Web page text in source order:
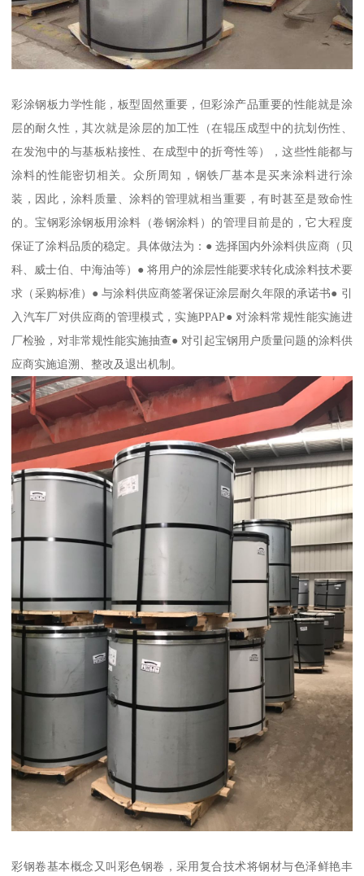
彩涂钢板力学性能，板型固然重要，但彩涂产品重要的性能就是涂
层的耐久性，其次就是涂层的加工性（在辊压成型中的抗划伤性、
在发泡中的与基板粘接性、在成型中的折弯性等），这些性能都与
涂料的性能密切相关。众所周知，钢铁厂基本是买来涂料进行涂
装，因此，涂料质量、涂料的管理就相当重要，有时甚至是致命性
的。宝钢彩涂钢板用涂料（卷钢涂料）的管理目前是的，它大程度
保证了涂料品质的稳定。具体做法为：● 选择国内外涂料供应商（贝
科、威士伯、中海油等）● 将用户的涂层性能要求转化成涂料技术要
求（采购标准）● 与涂料供应商签署保证涂层耐久年限的承诺书● 引
入汽车厂对供应商的管理模式，实施PPAP● 对涂料常规性能实施进
厂检验，对非常规性能实施抽查● 对引起宝钢用户质量问题的涂料供
应商实施追溯、整改及退出机制。
彩钢卷基本概念又叫彩色钢卷，采用复合技术将钢材与色泽鲜艳丰